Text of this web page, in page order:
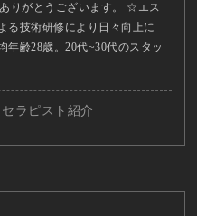
りがとうございます。 ☆エス
る技術研修により日々向上に
年齢28歳。20代~30代のスタッ
セラピスト紹介